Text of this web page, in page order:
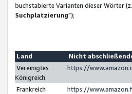
buchstabierte Varianten dieser Wörter
Suchplatzierung”);
Land
Nicht
Vereinigtes
Königreich
https://
Frankreich
https://